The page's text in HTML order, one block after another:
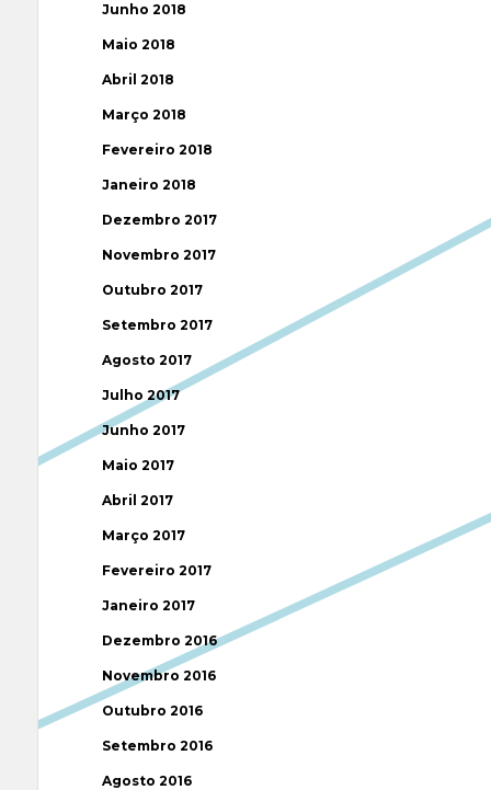
Junho 2018
Maio 2018
Abril 2018
Março 2018
Fevereiro 2018
Janeiro 2018
Dezembro 2017
Novembro 2017
Outubro 2017
Setembro 2017
Agosto 2017
Julho 2017
Junho 2017
Maio 2017
Abril 2017
Março 2017
Fevereiro 2017
Janeiro 2017
Dezembro 2016
Novembro 2016
Outubro 2016
Setembro 2016
Agosto 2016